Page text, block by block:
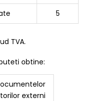
5
TVA.
obtine:
externi